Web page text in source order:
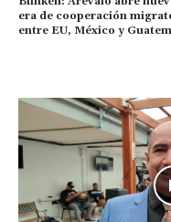
era de cooperación
entre EU, México y